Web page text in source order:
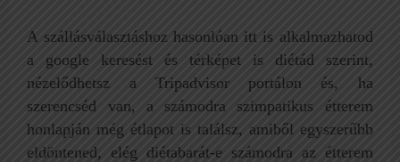
A szállásválasztáshoz hasonlóan itt is alkalmazhatod
a google keresést és térképet is diétád szerint,
nézelődhetsz a Tripadvisor portálon és, ha
szerencséd van, a számodra szimpatikus étterem
honlapján még étlapot is találsz, amiből egyszerűbb
eldöntened, elég diétabarát-e számodra az étterem